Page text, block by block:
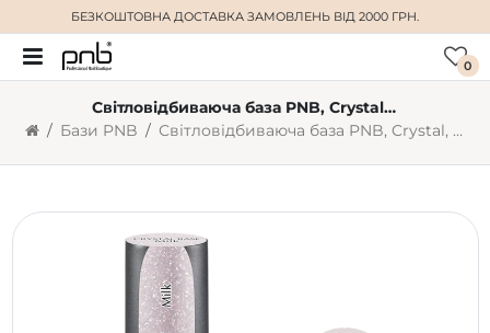
БЕЗКОШТОВНА ДОСТАВКА ЗАМОВЛЕНЬ ВІД 2000 ГРН.
0
Світловідбиваюча база PNB, Crystal, молочна, 8 мл
Бази PNB
Світловідбиваюча база PNB, Crystal, молочна, 8 мл